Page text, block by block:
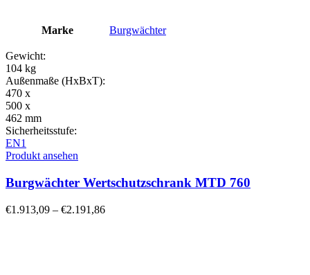
Marke Burgwächter
Gewicht:
104 kg
Außenmaße (HxBxT):
470 x
500 x
462 mm
Sicherheitsstufe:
EN1
Produkt ansehen
Burgwächter Wertschutzschrank MTD 760
€1.913,09 – €2.191,86